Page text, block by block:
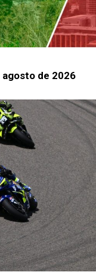
de 2026